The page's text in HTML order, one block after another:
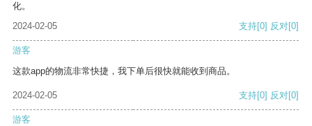
化。
2024-02-05
支持[0] 反对[0]
游客
这款app的物流非常快捷，我下单后很快就能收到商品。
2024-02-05 支持[0] 反对[0]
游客